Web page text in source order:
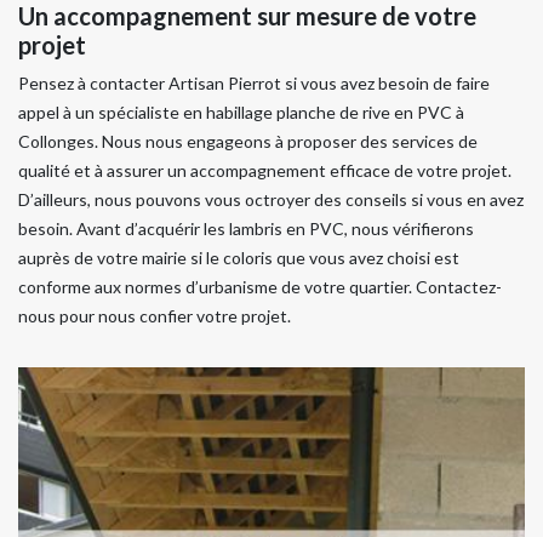
Un accompagnement sur mesure de votre
projet
Pensez à contacter Artisan Pierrot si vous avez besoin de faire
appel à un spécialiste en habillage planche de rive en PVC à
Collonges. Nous nous engageons à proposer des services de
qualité et à assurer un accompagnement efficace de votre projet.
D’ailleurs, nous pouvons vous octroyer des conseils si vous en avez
besoin. Avant d’acquérir les lambris en PVC, nous vérifierons
auprès de votre mairie si le coloris que vous avez choisi est
conforme aux normes d’urbanisme de votre quartier. Contactez-
nous pour nous confier votre projet.